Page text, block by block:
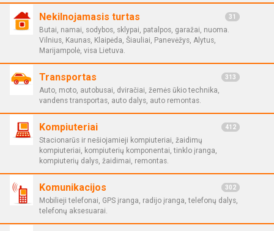
Nekilnojamasis turtas 31
Butai, namai, sodybos, sklypai, patalpos, garažai, nuoma.
Vilnius, Kaunas, Klaipėda, Šiauliai, Panevėžys, Alytus,
Marijampolė, visa Lietuva.
Transportas 313
Auto, moto, autobusai, dviračiai, žemės ūkio technika,
vandens transportas, auto dalys, auto remontas.
Kompiuteriai 412
Stacionarūs ir nešiojamieji kompiuteriai, žaidimų
kompiuteriai, kompiuterių komponentai, tinklo įranga,
kompiuterių dalys, žaidimai, remontas.
Komunikacijos 302
Mobilieji telefonai, GPS įranga, radijo įranga, telefonų dalys,
telefonų aksesuarai.